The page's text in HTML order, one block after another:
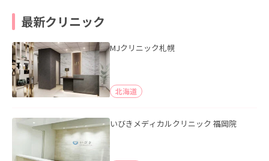
最新クリニック
MJクリニック札幌
北海道
いびきメディカルクリニック 福岡院